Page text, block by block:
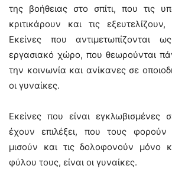
της βοήθειας στο σπίτι, που τις
κριτικάρουν και τις
Εκείνες που αντιμετωπίζονται
εργασιακό χώρο, που θεωρούνται
την κοινωνία και ανίκανες σε
οι γυναίκες.
Εκείνες που είναι
έχουν επιλέξει, που τους φορούν
μισούν και τις δολοφονούν μόνο
φύλου τους, είναι οι γυναίκες.